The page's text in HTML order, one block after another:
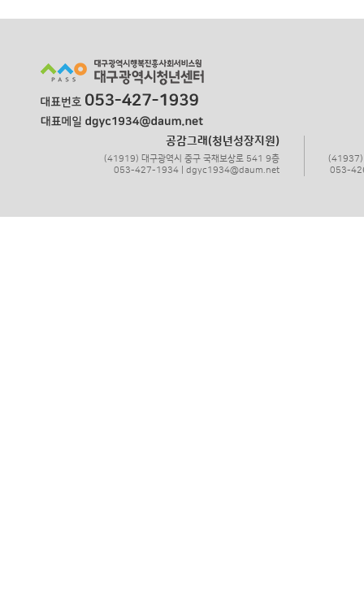
공감그래(청년성장지원)
(41919) 대구광역시 중구 국채보상로 541 9층
053-427-1934 | dgyc1934@daum.net
(41937)
053-